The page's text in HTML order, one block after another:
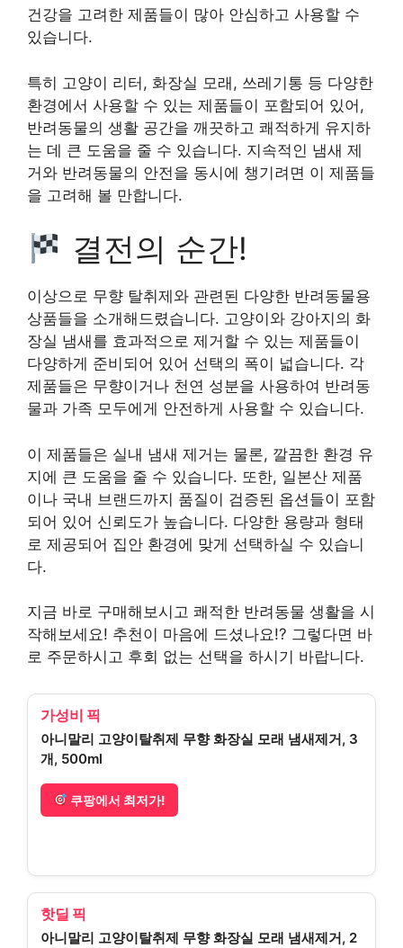
건강을 고려한 제품들이 많아 안심하고 사용할 수
있습니다.
특히 고양이 리터, 화장실 모래, 쓰레기통 등 다양한
환경에서 사용할 수 있는 제품들이 포함되어 있어,
반려동물의 생활 공간을 깨끗하고 쾌적하게 유지하
는 데 큰 도움을 줄 수 있습니다. 지속적인 냄새 제
거와 반려동물의 안전을 동시에 챙기려면 이 제품들
을 고려해 볼 만합니다.
결전의 순간!
이상으로 무향 탈취제와 관련된 다양한 반려동물용
상품들을 소개해드렸습니다. 고양이와 강아지의 화
장실 냄새를 효과적으로 제거할 수 있는 제품들이
다양하게 준비되어 있어 선택의 폭이 넓습니다. 각
제품들은 무향이거나 천연 성분을 사용하여 반려동
물과 가족 모두에게 안전하게 사용할 수 있습니다.
이 제품들은 실내 냄새 제거는 물론, 깔끔한 환경 유
지에 큰 도움을 줄 수 있습니다. 또한, 일본산 제품
이나 국내 브랜드까지 품질이 검증된 옵션들이 포함
되어 있어 신뢰도가 높습니다. 다양한 용량과 형태
로 제공되어 집안 환경에 맞게 선택하실 수 있습니
다.
지금 바로 구매해보시고 쾌적한 반려동물 생활을 시
작해보세요! 추천이 마음에 드셨나요!? 그렇다면 바
로 주문하시고 후회 없는 선택을 하시기 바랍니다.
가성비 픽
아니말리 고양이탈취제 무향 화장실 모래 냄새제거, 3
개, 500ml
쿠팡에서 최저가!
핫딜 픽
아니말리 고양이탈취제 무향 화장실 모래 냄새제거, 2